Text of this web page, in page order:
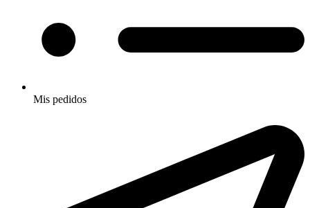
Mis pedidos